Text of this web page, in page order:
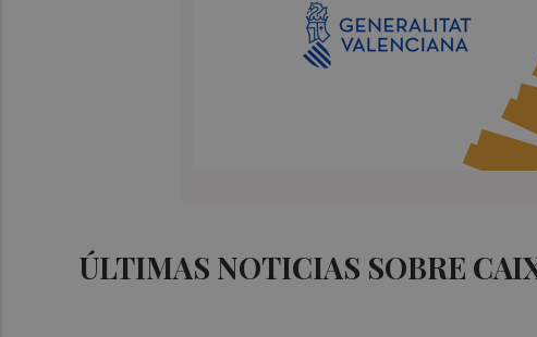
ÚLTIMAS NOTICIAS SOBRE